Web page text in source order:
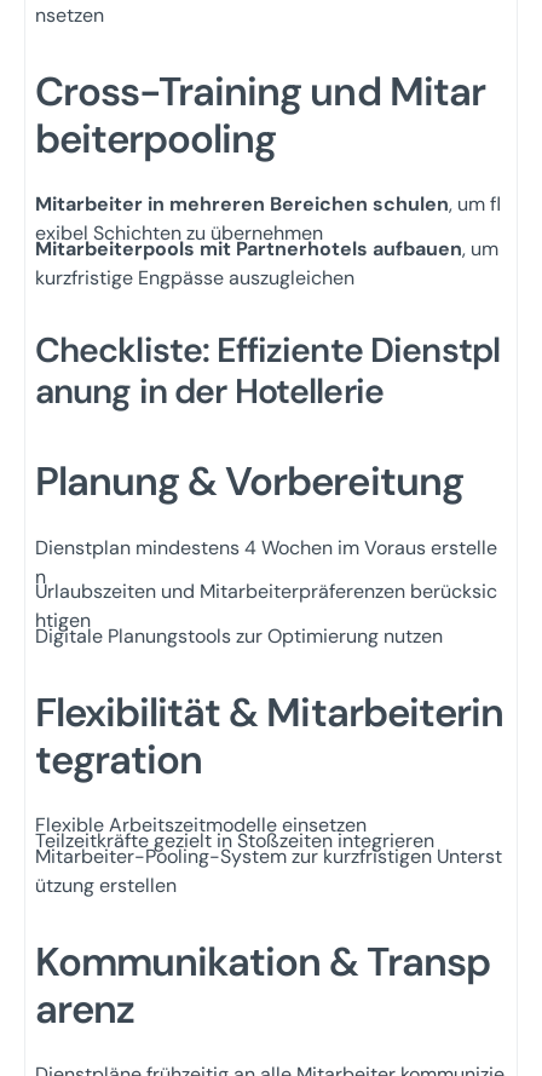
nsetzen
Cross-Training und Mitar
beiterpooling
Mitarbeiter in mehreren Bereichen schulen, um fl
exibel Schichten zu übernehmen
Mitarbeiterpools mit Partnerhotels aufbauen, um
kurzfristige Engpässe auszugleichen
Checkliste: Effiziente Dienstpl
anung in der Hotellerie
Planung & Vorbereitung
Dienstplan mindestens 4 Wochen im Voraus erstelle
n
Urlaubszeiten und Mitarbeiterpräferenzen berücksic
htigen
Digitale Planungstools zur Optimierung nutzen
Flexibilität & Mitarbeiterin
tegration
Flexible Arbeitszeitmodelle einsetzen
Teilzeitkräfte gezielt in Stoßzeiten integrieren
Mitarbeiter-Pooling-System zur kurzfristigen Unterst
ützung erstellen
Kommunikation & Transp
arenz